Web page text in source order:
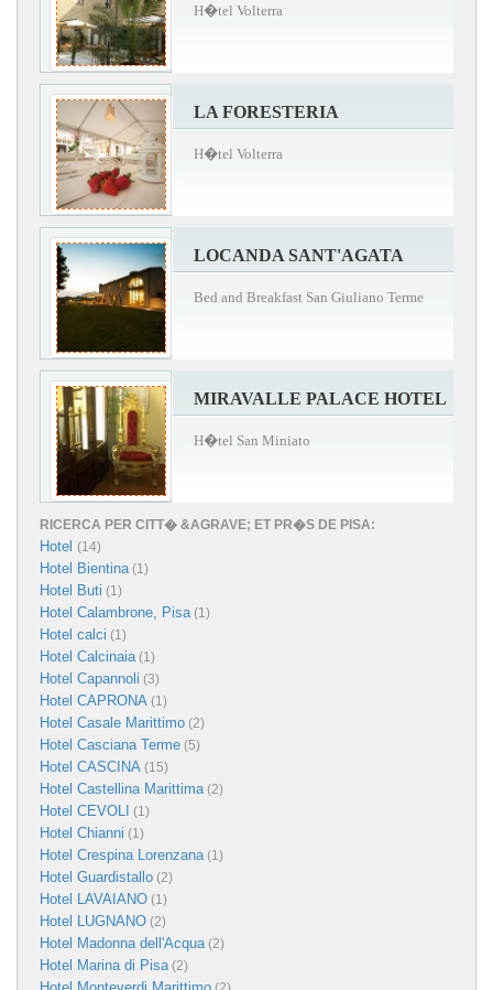
H�tel Volterra
LA FORESTERIA
H�tel Volterra
LOCANDA SANT'AGATA
Bed and Breakfast San Giuliano Terme
MIRAVALLE PALACE HOTEL
H�tel San Miniato
RICERCA PER CITT� &AGRAVE; ET PR�S DE PISA:
Hotel (14)
Hotel Bientina (1)
Hotel Buti (1)
Hotel Calambrone, Pisa (1)
Hotel calci (1)
Hotel Calcinaia (1)
Hotel Capannoli (3)
Hotel CAPRONA (1)
Hotel Casale Marittimo (2)
Hotel Casciana Terme (5)
Hotel CASCINA (15)
Hotel Castellina Marittima (2)
Hotel CEVOLI (1)
Hotel Chianni (1)
Hotel Crespina Lorenzana (1)
Hotel Guardistallo (2)
Hotel LAVAIANO (1)
Hotel LUGNANO (2)
Hotel Madonna dell'Acqua (2)
Hotel Marina di Pisa (2)